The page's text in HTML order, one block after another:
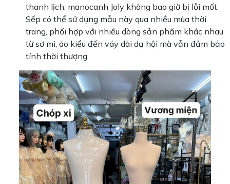
thanh lịch, manocanh Joly không bao giờ bị lỗi mốt.
Sếp có thể sử dụng mẫu này qua nhiều mùa thời
trang, phối hợp với nhiều dòng sản phẩm khác nhau
từ sơ mi, áo kiểu đến váy dài dạ hội mà vẫn đảm bảo
tính thời thượng.